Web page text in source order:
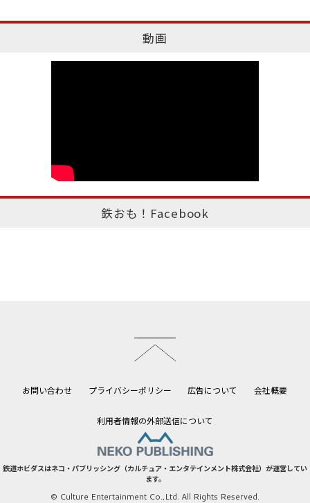
動画
鉄おも！Facebook
お問い合わせ プライバシーポリシー 広告について 会社概要
利用者情報の外部送信について
鉄道ホビダスはネコ・パブリッシング（カルチュア・エンタテインメント株式会社）が運営してい
ます。
© Culture Entertainment Co.,Ltd. All Rights Reserved.